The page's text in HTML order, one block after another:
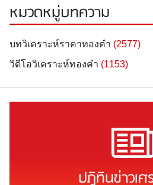
หมวดหมู่บทความ
บทวิเคราะห์ราคาทองคำ (2577)
วิดีโอวิเคราะห์ทองคำ (1153)
ปฏิทินข่าวเ